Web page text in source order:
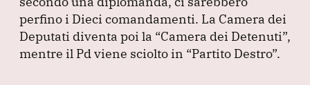
perfino i Dieci comandamenti. La Camera dei
Deputati diventa poi la “Camera dei Detenuti”,
mentre il Pd viene sciolto in “Partito Destro”.